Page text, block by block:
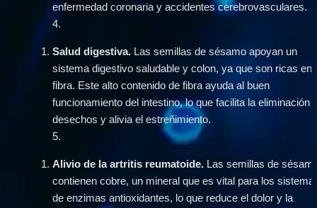
enfermedad coronaria y accidentes cerebrovasculares.
4.
Salud digestiva. Las semillas de sésamo apoyan un
sistema digestivo saludable y colon, ya que son ricas en
fibra. Este alto contenido de fibra ayuda al buen
funcionamiento del intestino, lo que facilita la eliminación
desechos y alivia el estreñimiento.
5.
Alivio de la artritis reumatoide. Las semillas de
contienen cobre, un mineral que es vital para los
de enzimas antioxidantes, lo que reduce el dolor y la